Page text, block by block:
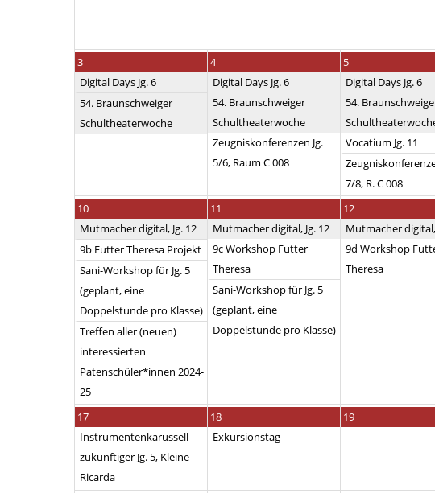
3
Digital Days Jg. 6
54. Braunschweiger
Schultheaterwoche
4
Digital Days Jg. 6
54. Braunschweiger
Schultheaterwoche
Zeugniskonferenzen Jg.
5/6, Raum C 008
5
Digital Days Jg. 6
54.
Vocatium Jg. 11
7/8, R. C 008
10
Mutmacher digital, Jg. 12
9b Futter Theresa Projekt
Sani-Workshop für Jg. 5
(geplant, eine
Doppelstunde pro Klasse)
Treffen aller (neuen)
interessierten
Patenschüler*innen 2024-
25
11
Mutmacher digital, Jg. 12
9c Workshop Futter
Theresa
Sani-Workshop für Jg. 5
(geplant, eine
Doppelstunde pro Klasse)
12
Mutmacher digital,
9d Workshop
Theresa
17
Instrumentenkarussell
zukünftiger Jg. 5, Kleine
Ricarda
18
Exkursionstag
19